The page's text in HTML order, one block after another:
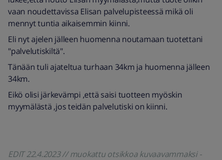
vaan noudettavissa Elisan palvelupisteessä mikä oli
mennyt tuntia aikaisemmin kiinni.
Eli nyt ajelen jälleen huomenna noutamaan tuotettani
"palvelutiskiltä".
Tänään tuli ajateltua turhaan 34km ja huomenna jälleen
34km.
Eikö olisi järkevämpi ,että saisi tuotteen myöskin
myymälästä ,jos teidän palvelutiski on kiinni.
EDIT 22.4.2023 // muokattu otsikkoa kuvaavammaksi -